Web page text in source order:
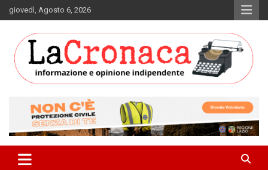
Skip
to
giovedì, Agosto 6, 2026
La Cronaca Quotidiano